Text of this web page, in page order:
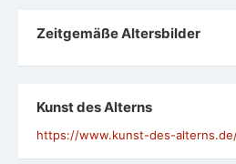
Zeit­ge­mäße Alters­bil­der
Kunst des Alterns
https://www.kunst-des-